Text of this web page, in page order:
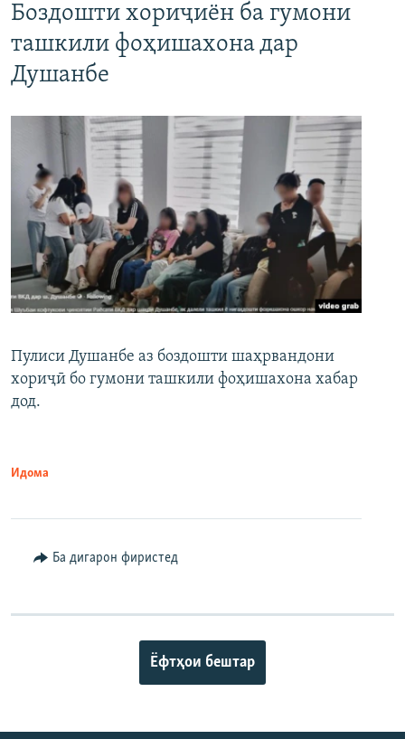
Боздошти хориҷиён ба гумони
ташкили фоҳишахона дар
Душанбе
Пулиси Душанбе аз боздошти шаҳрвандони
хориҷӣ бо гумони ташкили фоҳишахона хабар
дод.
Идома
Ба дигарон фиристед
Ёфтҳои бештар